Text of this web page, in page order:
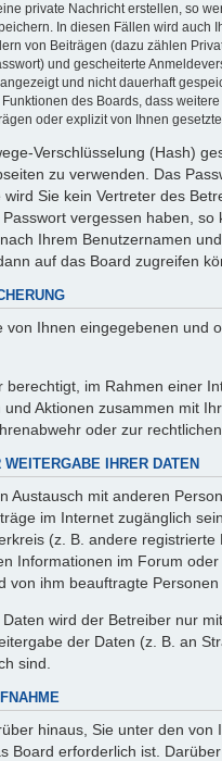
private Nachricht erstellen, so
In diesen Fällen wird
von Beiträgen (dazu zählen
und gescheiterte
und nicht dauerhaft
des Boards, dass
oder explizit von Ihnen
Verschlüsselung (Hash)
zu verwenden. Das
Sie kein Vertreter des
vergessen haben,
Ihrem Benutzernamen
auf das Board zugreifen
von Ihnen eingegebenen
berechtigt, im Rahmen einer
Aktionen zusammen mit
oder zur
IHRER DATEN
Austausch mit anderen
im Internet zugänglich
(z. B. andere
Informationen im Forum
von ihm beauftragte
wird der Betreiber nur
der Daten (z. B. an
sind.
hinaus, Sie unter den
Board erforderlich ist.